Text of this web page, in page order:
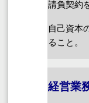
請負契約
自己資本
ること。
経営業